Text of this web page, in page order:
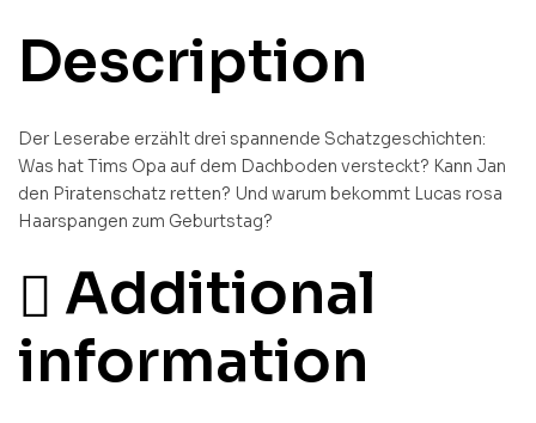
Description
Der Leserabe erzählt drei spannende Schatzgeschichten:
Was hat Tims Opa auf dem Dachboden versteckt? Kann Jan
den Piratenschatz retten? Und warum bekommt Lucas rosa
Haarspangen zum Geburtstag?
Additional
information